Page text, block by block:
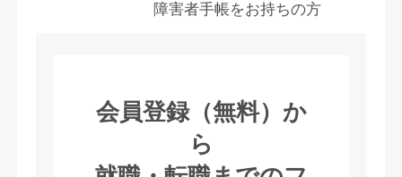
障害者手帳をお持ちの方
会員登録（無料）か
ら